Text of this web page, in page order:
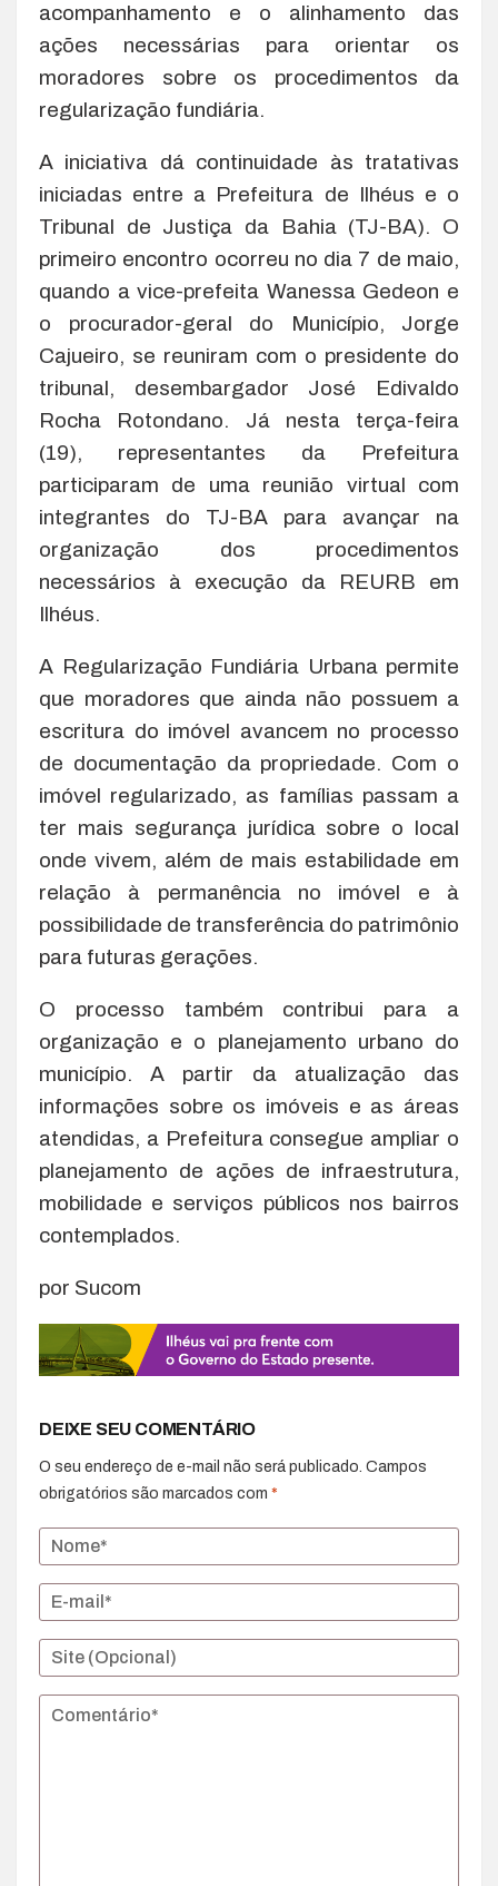
acompanhamento e o alinhamento das
ações necessárias para orientar os
moradores sobre os procedimentos da
regularização fundiária.
A iniciativa dá continuidade às tratativas
iniciadas entre a Prefeitura de Ilhéus e o
Tribunal de Justiça da Bahia (TJ-BA). O
primeiro encontro ocorreu no dia 7 de maio,
quando a vice-prefeita Wanessa Gedeon e
o procurador-geral do Município, Jorge
Cajueiro, se reuniram com o presidente do
tribunal, desembargador José Edivaldo
Rocha Rotondano. Já nesta terça-feira
(19), representantes da Prefeitura
participaram de uma reunião virtual com
integrantes do TJ-BA para avançar na
organização dos procedimentos
necessários à execução da REURB em
Ilhéus.
A Regularização Fundiária Urbana permite
que moradores que ainda não possuem a
escritura do imóvel avancem no processo
de documentação da propriedade. Com o
imóvel regularizado, as famílias passam a
ter mais segurança jurídica sobre o local
onde vivem, além de mais estabilidade em
relação à permanência no imóvel e à
possibilidade de transferência do patrimônio
para futuras gerações.
O processo também contribui para a
organização e o planejamento urbano do
município. A partir da atualização das
informações sobre os imóveis e as áreas
atendidas, a Prefeitura consegue ampliar o
planejamento de ações de infraestrutura,
mobilidade e serviços públicos nos bairros
contemplados.
por Sucom
DEIXE SEU COMENTÁRIO
O seu endereço de e-mail não será publicado. Campos
obrigatórios são marcados com *